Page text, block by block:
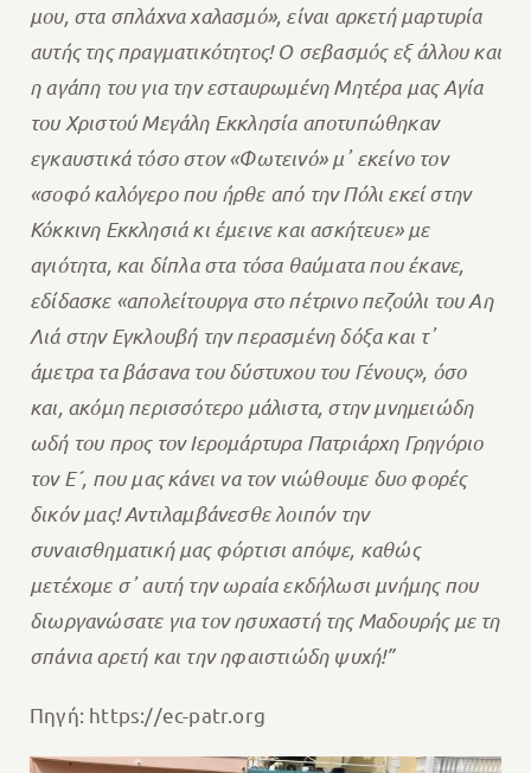
μου, στα σπλάχνα χαλασμό», είναι αρκετή μαρτυρία
αυτής της πραγματικότητος! Ο σεβασμός εξ άλλου και
η αγάπη του για την εσταυρωμένη Μητέρα μας Αγία
του Χριστού Μεγάλη Εκκλησία αποτυπώθηκαν
εγκαυστικά τόσο στον «Φωτεινό» μ᾽ εκείνο τον
«σοφό καλόγερο που ήρθε από την Πόλι εκεί στην
Κόκκινη Εκκλησιά κι έμεινε και ασκήτευε» με
αγιότητα, και δίπλα στα τόσα θαύματα που έκανε,
εδίδασκε «απολείτουργα στο πέτρινο πεζούλι του Αη
Λιά στην Εγκλουβή την περασμένη δόξα και τ᾽
άμετρα τα βάσανα του δύστυχου του Γένους», όσο
και, ακόμη περισσότερο μάλιστα, στην μνημειώδη
ωδή του προς τον Ιερομάρτυρα Πατριάρχη Γρηγόριο
τον Ε´, που μας κάνει να τον νιώθουμε δυο φορές
δικόν μας! Αντιλαμβάνεσθε λοιπόν την
συναισθηματική μας φόρτισι απόψε, καθώς
μετέχομε σ᾽ αυτή την ωραία εκδήλωσι μνήμης που
διωργανώσατε για τον ησυχαστή της Μαδουρής με τη
σπάνια αρετή και την ηφαιστιώδη ψυχή!”
Πηγή: https://ec-patr.org